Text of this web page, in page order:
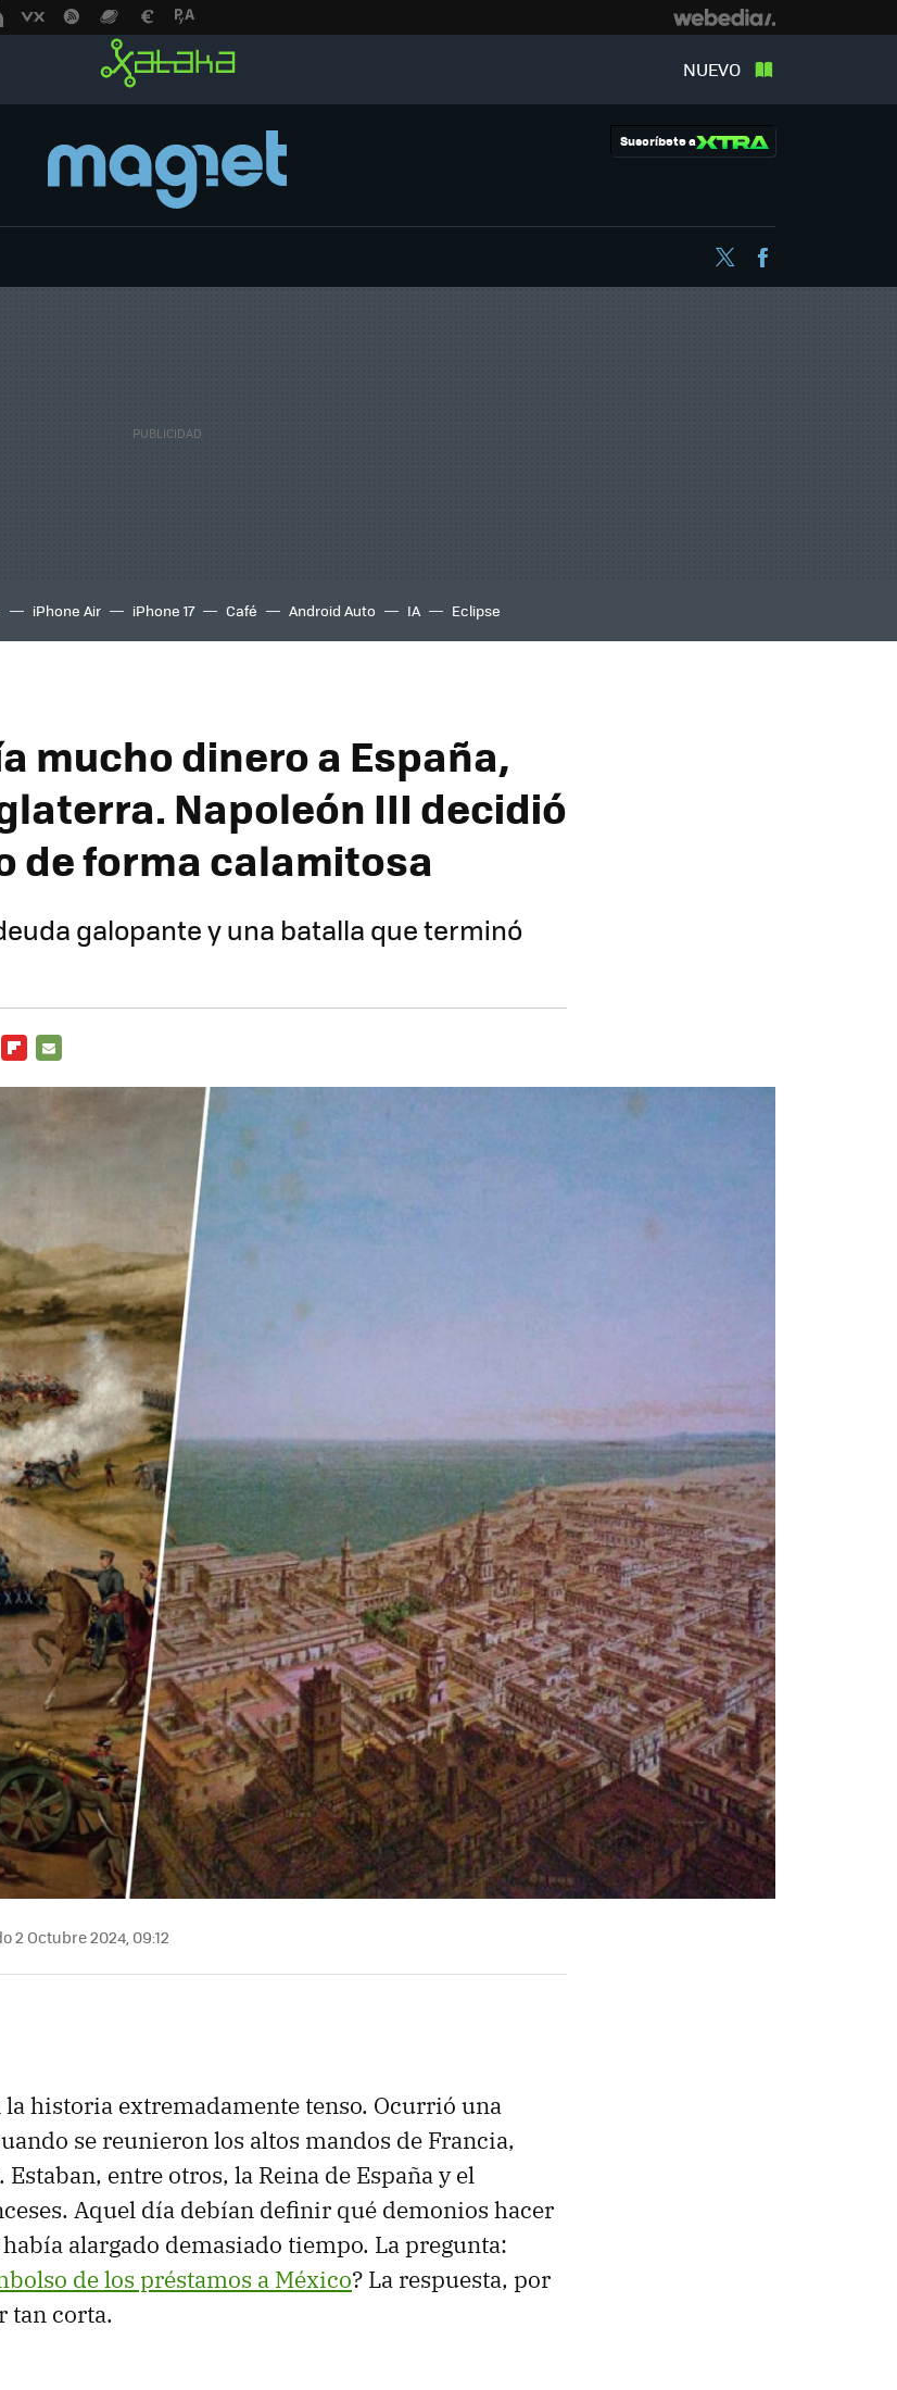
NUEVO
Suscríbete a
Twitter
iPhone Air iPhone 17 Café Android Auto IA Eclipse
mucho dinero a España,
Napoleón III decidió
de forma calamitosa
galopante y una batalla que terminó
2 Octubre 2024, 09:12
historia extremadamente tenso. Ocurrió una
se reunieron los altos mandos de Francia,
entre otros, la Reina de España y el
Aquel día debían definir qué demonios hacer
alargado demasiado tiempo. La pregunta:
de los préstamos a México? La respuesta, por
tan corta.